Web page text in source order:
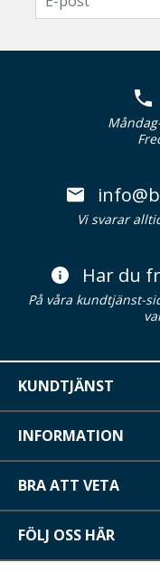
Vi svarar
Har du
På våra kundtjänst-
KUNDTJÄNST
INFORMATION
BRA ATT VETA
FÖLJ OSS HÄR